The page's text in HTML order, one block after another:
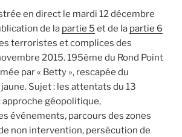
en direct le mardi 12 décembre
de la partie 5 et de la partie 6
terroristes et complices des
2015. 195ème du Rond Point
par « Betty », rescapée du
Sujet : les attentats du 13
approche géopolitique,
événements, parcours des zones
non intervention, persécution de